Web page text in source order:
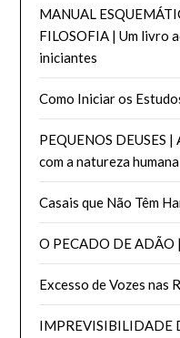
MANUAL
FILOSOFIA | Um livro
iniciantes
Como Iniciar os
PEQUENOS DEUSES
com a natureza humana
Casais que Não Têm
O PECADO DE ADÃO
Excesso de Vozes nas
IMPREVISIBILIDADE